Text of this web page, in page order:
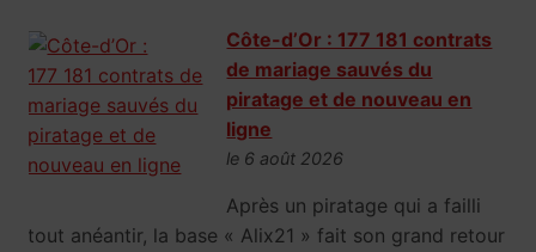
Côte-d’Or : 177 181 contrats
de mariage sauvés du
piratage et de nouveau en
ligne
le 6 août 2026
Après un piratage qui a failli
tout anéantir, la base « Alix21 » fait son grand retour